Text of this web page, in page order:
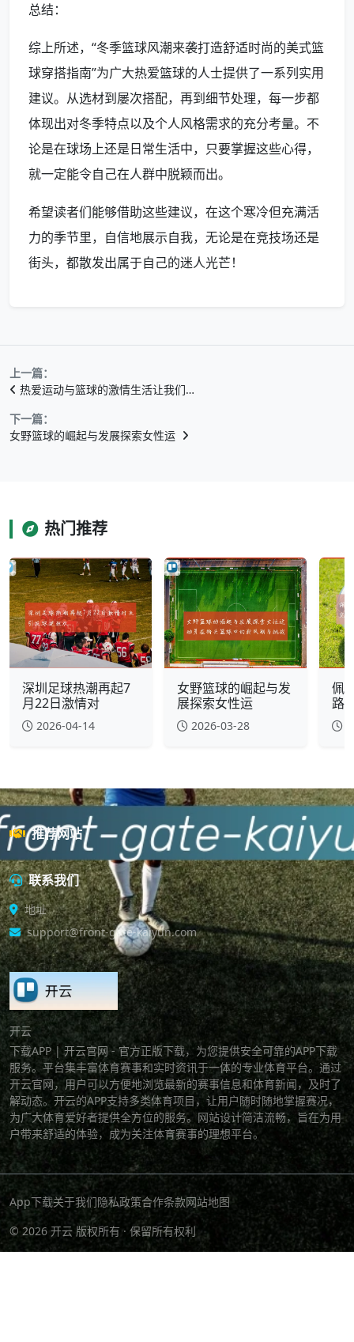
总结：
综上所述，“冬季篮球风潮来袭打造舒适时尚的美式篮
球穿搭指南”为广大热爱篮球的人士提供了一系列实用
建议。从选材到屡次搭配，再到细节处理，每一步都
体现出对冬季特点以及个人风格需求的充分考量。不
论是在球场上还是日常生活中，只要掌握这些心得，
就一定能令自己在人群中脱颖而出。
希望读者们能够借助这些建议，在这个寒冷但充满活
力的季节里，自信地展示自我，无论是在竞技场还是
街头，都散发出属于自己的迷人光芒！
上一篇：
热爱运动与篮球的激情生活让我们…
下一篇：
女野篮球的崛起与发展探索女性运
热门推荐
深圳足球热潮再起7
月22日激情对
2026-04-14
女野篮球的崛起与发
展探索女性运
2026-03-28
佩
路
推荐网站
联系我们
地址
support@front-gate-kaiyun.com
开云
下载APP | 开云官网 - 官方正版下载，为您提供安全可靠的APP下载
服务。平台集丰富体育赛事和实时资讯于一体的专业体育平台。通过
开云官网，用户可以方便地浏览最新的赛事信息和体育新闻，及时了
解动态。开云的APP支持多类体育项目，让用户随时随地掌握赛况，
为广大体育爱好者提供全方位的服务。网站设计简洁流畅，旨在为用
户带来舒适的体验，成为关注体育赛事的理想平台。
App下载关于我们隐私政策合作条款网站地图
© 2026 开云 版权所有 · 保留所有权利